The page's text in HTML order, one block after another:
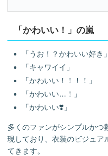
「かわいい！」の嵐
「うお！？かわいい好き」
「キャワイイ」
「かわいい！！！！」
「かわいい…！」
「かわいい❣️」
多くのファンがシンプルかつ
現しており、衣装のビジュア
てきます。